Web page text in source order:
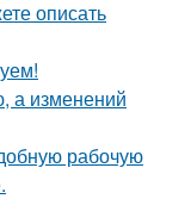
описать
а изменений
рабочую